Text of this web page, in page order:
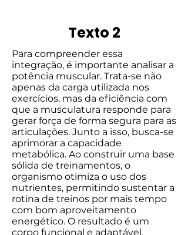
Texto 2
Para compreender essa
integração, é importante analisar a
potência muscular. Trata-se não
apenas da carga utilizada nos
exercícios, mas da eficiência com
que a musculatura responde para
gerar força de forma segura para as
articulações. Junto a isso, busca-se
aprimorar a capacidade
metabólica. Ao construir uma base
sólida de treinamentos, o
organismo otimiza o uso dos
nutrientes, permitindo sustentar a
rotina de treinos por mais tempo
com bom aproveitamento
energético. O resultado é um
corpo funcional e adaptável,